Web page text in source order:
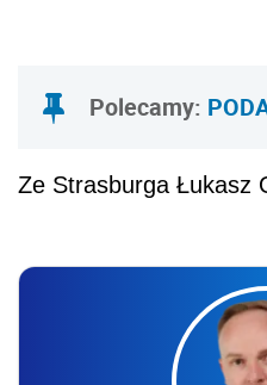
Polecamy:
Ze Strasburga Łukasz